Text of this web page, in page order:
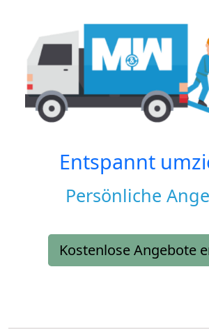
Entspannt
Persönliche
Kostenlose Angebote